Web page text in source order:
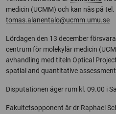
medicin (UCMM) och kan nås på
tomas.alanentalo@ucmm.umu.se
Lördagen den 13 december
centrum för molekylär medicin
avhandling med titeln Optical
spatial and quantitative
Disputationen äger rum kl. 09.00 i
Fakultetsopponent är dr Raphael